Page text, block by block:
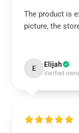
The product is
picture, the
E Elijah
Verified